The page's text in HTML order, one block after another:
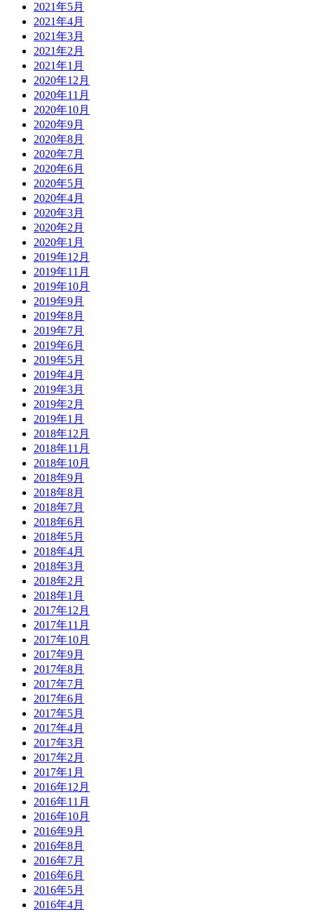
2021年5月
2021年4月
2021年3月
2021年2月
2021年1月
2020年12月
2020年11月
2020年10月
2020年9月
2020年8月
2020年7月
2020年6月
2020年5月
2020年4月
2020年3月
2020年2月
2020年1月
2019年12月
2019年11月
2019年10月
2019年9月
2019年8月
2019年7月
2019年6月
2019年5月
2019年4月
2019年3月
2019年2月
2019年1月
2018年12月
2018年11月
2018年10月
2018年9月
2018年8月
2018年7月
2018年6月
2018年5月
2018年4月
2018年3月
2018年2月
2018年1月
2017年12月
2017年11月
2017年10月
2017年9月
2017年8月
2017年7月
2017年6月
2017年5月
2017年4月
2017年3月
2017年2月
2017年1月
2016年12月
2016年11月
2016年10月
2016年9月
2016年8月
2016年7月
2016年6月
2016年5月
2016年4月